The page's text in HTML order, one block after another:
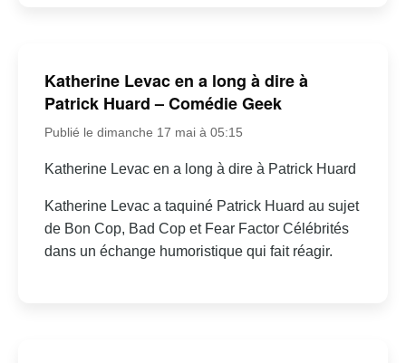
Katherine Levac en a long à dire à
Patrick Huard – Comédie Geek
Publié le dimanche 17 mai à 05:15
Katherine Levac en a long à dire à Patrick Huard
Katherine Levac a taquiné Patrick Huard au sujet
de Bon Cop, Bad Cop et Fear Factor Célébrités
dans un échange humoristique qui fait réagir.